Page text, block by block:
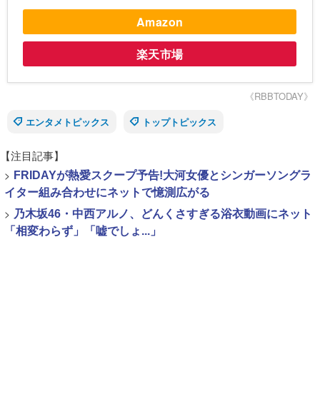
Amazon
楽天市場
《RBBTODAY》
エンタメトピックス
トップトピックス
【注目記事】
> FRIDAYが熱愛スクープ予告!大河女優とシンガーソングラ
イター組み合わせにネットで憶測広がる
> 乃木坂46・中西アルノ、どんくさすぎる浴衣動画にネット
「相変わらず」「嘘でしょ...」